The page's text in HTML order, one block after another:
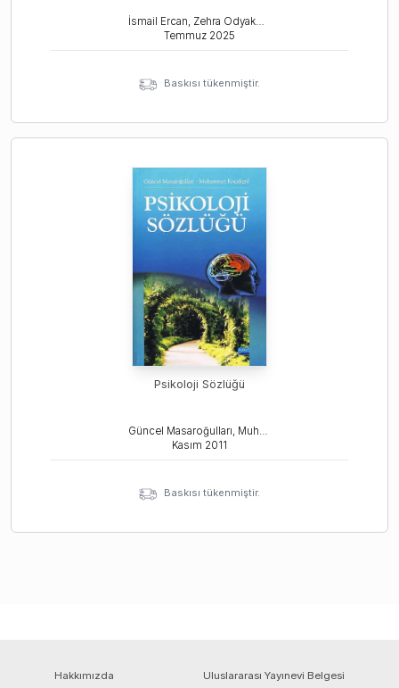
İsmail Ercan, Zehra Odyakmaz, Tamer Bozkurt
Temmuz 2025
Baskısı tükenmiştir.
Psikoloji Sözlüğü
Güncel Masaroğulları, Muhammet Koçakgöl
Kasım 2011
Baskısı tükenmiştir.
Hakkımızda Uluslararası Yayınevi Belgesi